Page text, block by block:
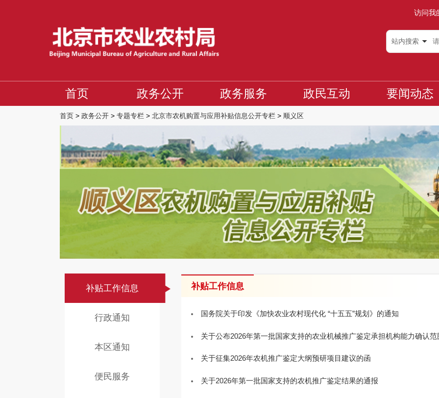
访问我
站内搜索
首页 政务公开 政务服务 政民互动 要闻动态
首页 > 政务公开 > 专题专栏 > 北京市农机购置与应用补贴信息公开专栏 > 顺义区
补贴工作信息
行政通知
本区通知
便民服务
补贴工作信息
国务院关于印发《加快农业农村现代化 “十五五”规划》的通知
关于公布2026年第一批国家支持的农业机械推广鉴定承担机构能力确认范
关于征集2026年农机推广鉴定大纲预研项目建议的函
关于2026年第一批国家支持的农机推广鉴定结果的通报